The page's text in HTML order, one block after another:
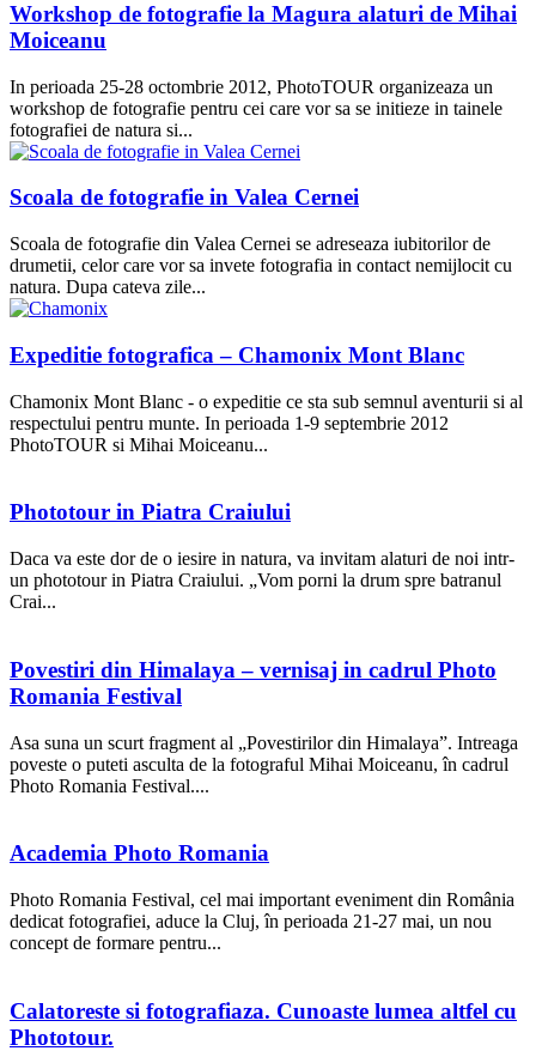
Workshop de fotografie la Magura alaturi de Mihai
Moiceanu
In perioada 25-28 octombrie 2012, PhotoTOUR organizeaza un
workshop de fotografie pentru cei care vor sa se initieze in tainele
fotografiei de natura si...
Scoala de fotografie in Valea Cernei
Scoala de fotografie din Valea Cernei se adreseaza iubitorilor de
drumetii, celor care vor sa invete fotografia in contact nemijlocit cu
natura. Dupa cateva zile...
Expeditie fotografica – Chamonix Mont Blanc
Chamonix Mont Blanc - o expeditie ce sta sub semnul aventurii si al
respectului pentru munte. In perioada 1-9 septembrie 2012
PhotoTOUR si Mihai Moiceanu...
Phototour in Piatra Craiului
Daca va este dor de o iesire in natura, va invitam alaturi de noi intr-
un phototour in Piatra Craiului. „Vom porni la drum spre batranul
Crai...
Povestiri din Himalaya – vernisaj in cadrul Photo
Romania Festival
Asa suna un scurt fragment al „Povestirilor din Himalaya”. Intreaga
poveste o puteti asculta de la fotograful Mihai Moiceanu, în cadrul
Photo Romania Festival....
Academia Photo Romania
Photo Romania Festival, cel mai important eveniment din România
dedicat fotografiei, aduce la Cluj, în perioada 21-27 mai, un nou
concept de formare pentru...
Calatoreste si fotografiaza. Cunoaste lumea altfel cu
Phototour.